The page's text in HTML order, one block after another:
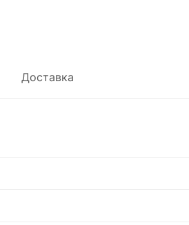
Доставка